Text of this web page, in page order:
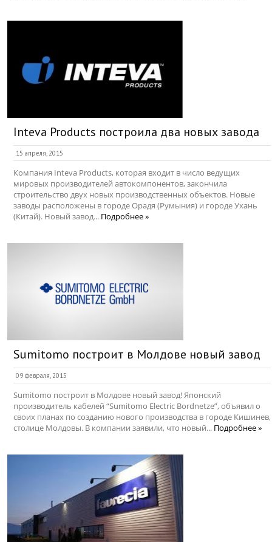
Inteva Products построила два новых завода
15 апреля, 2015
Компания Inteva Products, которая входит в число ведущих
мировых производителей автокомпонентов, закончила
строительство двух новых производственных объектов. Новые
заводы расположены в городе Орадя (Румыния) и городе Ухань
(Китай). Новый завод... Подробнее »
Sumitomo построит в Молдове новый завод
09 февраля, 2015
Sumitomo построит в Молдове новый завод! Японский
производитель кабелей “Sumitomo Electric Bordnetze”, объявил о
своих планах по созданию нового производства в городе Кишинев,
столице Молдовы. В компании заявили, что новый... Подробнее »